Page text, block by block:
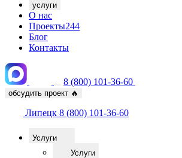
услуги
О нас
Проекты244
Блог
Контакты
8 (800) 101-36-60
обсудить проект 🔥
Липецк 8 (800) 101-36-60
Услуги
Услуги